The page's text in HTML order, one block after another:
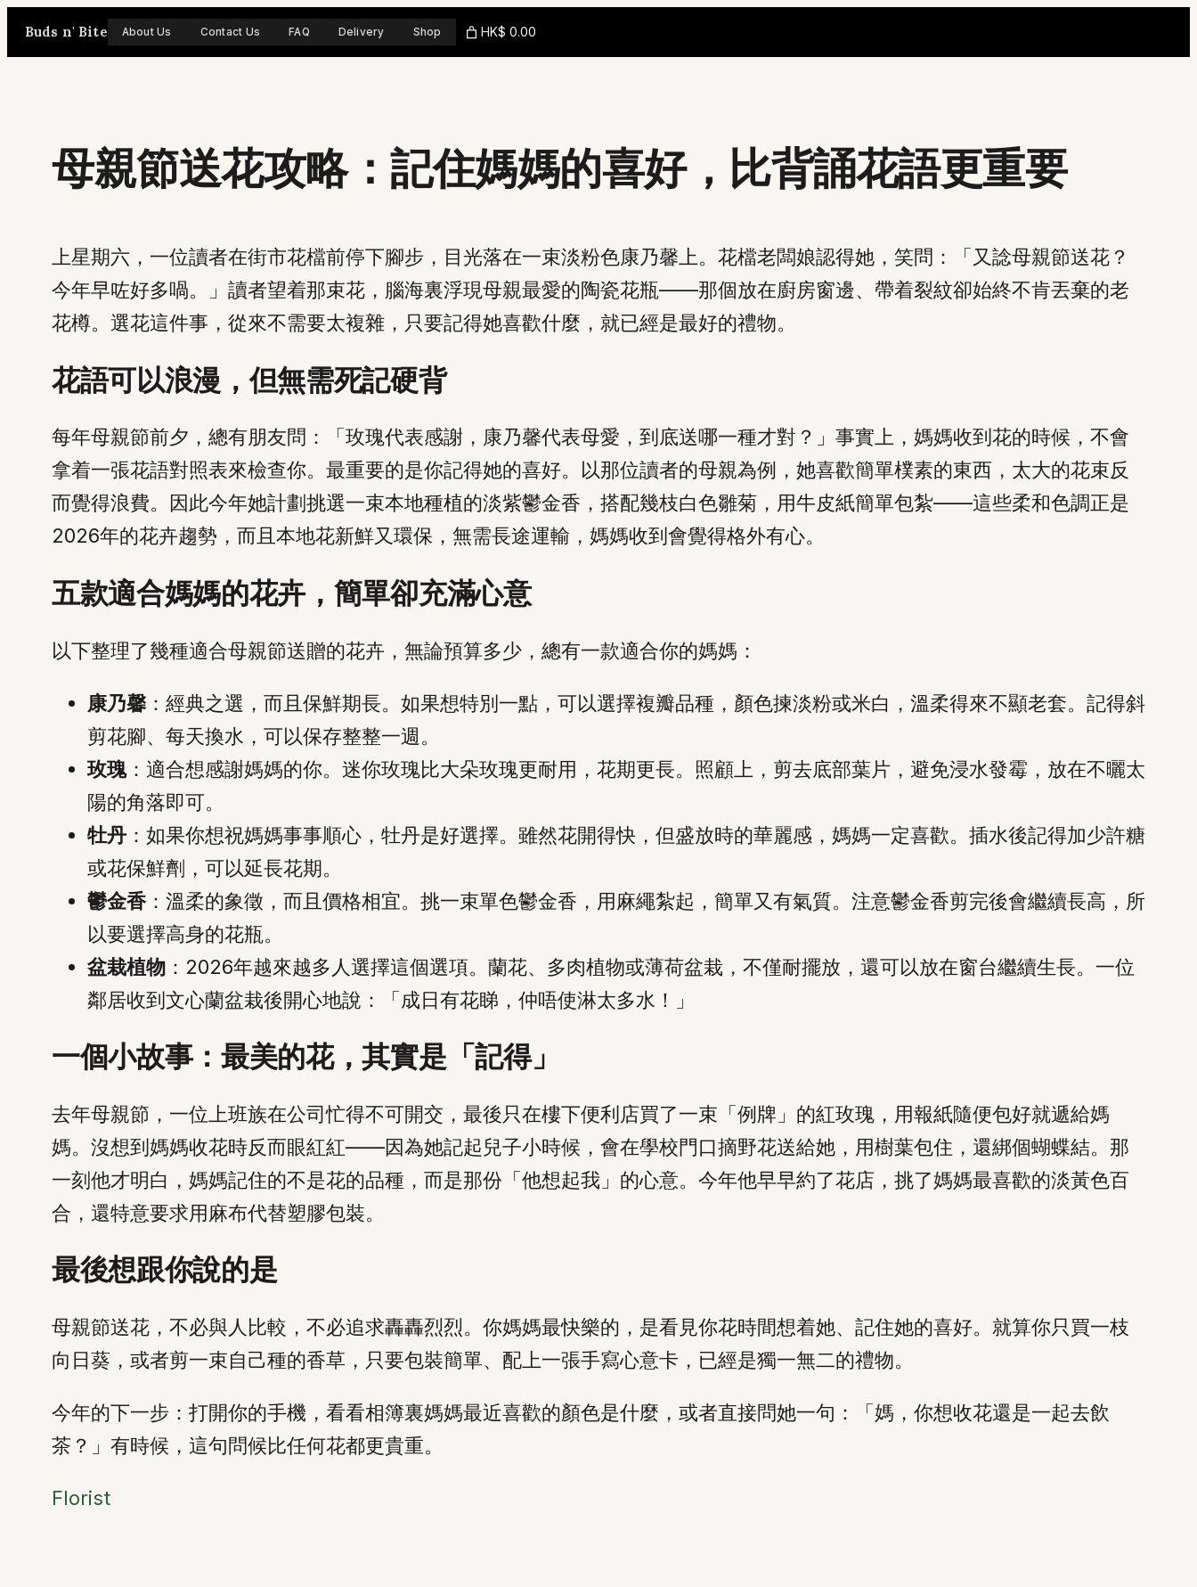
Buds n' Bite About Us Contact Us FAQ Delivery Shop HK$ 0.00
母親節送花攻略：記住媽媽的喜好，比背誦花語更重要
上星期六，一位讀者在街市花檔前停下腳步，目光落在一束淡粉色康乃馨上。花檔老闆娘認得她，笑問：「又諗母親節送花？
今年早咗好多喎。」讀者望着那束花，腦海裏浮現母親最愛的陶瓷花瓶——那個放在廚房窗邊、帶着裂紋卻始終不肯丟棄的老
花樽。選花這件事，從來不需要太複雜，只要記得她喜歡什麼，就已經是最好的禮物。
花語可以浪漫，但無需死記硬背
每年母親節前夕，總有朋友問：「玫瑰代表感謝，康乃馨代表母愛，到底送哪一種才對？」事實上，媽媽收到花的時候，不會
拿着一張花語對照表來檢查你。最重要的是你記得她的喜好。以那位讀者的母親為例，她喜歡簡單樸素的東西，太大的花束反
而覺得浪費。因此今年她計劃挑選一束本地種植的淡紫鬱金香，搭配幾枝白色雛菊，用牛皮紙簡單包紮——這些柔和色調正是
2026年的花卉趨勢，而且本地花新鮮又環保，無需長途運輸，媽媽收到會覺得格外有心。
五款適合媽媽的花卉，簡單卻充滿心意
以下整理了幾種適合母親節送贈的花卉，無論預算多少，總有一款適合你的媽媽：
康乃馨 ：經典之選，而且保鮮期長。如果想特別一點，可以選擇複瓣品種，顏色揀淡粉或米白，溫柔得來不顯老套。記得斜
剪花腳、每天換水，可以保存整整一週。
玫瑰：適合想感謝媽媽的你。迷你玫瑰比大朵玫瑰更耐用，花期更長。照顧上，剪去底部葉片，避免浸水發霉，放在不曬太
陽的角落即可。
牡丹 ：如果你想祝媽媽事事順心，牡丹是好選擇。雖然花開得快，但盛放時的華麗感，媽媽一定喜歡。插水後記得加少許糖
或花保鮮劑，可以延長花期。
鬱金香：溫柔的象徵，而且價格相宜。挑一束單色鬱金香，用麻繩紮起，簡單又有氣質。注意鬱金香剪完後會繼續長高，所
以要選擇高身的花瓶。
盆栽植物 ：2026年越來越多人選擇這個選項。蘭花、多肉植物或薄荷盆栽，不僅耐擺放，還可以放在窗台繼續生長。一位
鄰居收到文心蘭盆栽後開心地說：「成日有花睇，仲唔使淋太多水！」
一個小故事：最美的花，其實是「記得」
去年母親節，一位上班族在公司忙得不可開交，最後只在樓下便利店買了一束「例牌」的紅玫瑰，用報紙隨便包好就遞給媽
媽。沒想到媽媽收花時反而眼紅紅——因為她記起兒子小時候，會在學校門口摘野花送給她，用樹葉包住，還綁個蝴蝶結。那
一刻他才明白，媽媽記住的不是花的品種，而是那份「他想起我」的心意。今年他早早約了花店，挑了媽媽最喜歡的淡黃色百
合，還特意要求用麻布代替塑膠包裝。
最後想跟你說的是
母親節送花，不必與人比較，不必追求轟轟烈烈。你媽媽最快樂的，是看見你花時間想着她、記住她的喜好。就算你只買一枝
向日葵，或者剪一束自己種的香草，只要包裝簡單、配上一張手寫心意卡，已經是獨一無二的禮物。
今年的下一步：打開你的手機，看看相簿裏媽媽最近喜歡的顏色是什麼，或者直接問她一句：「媽，你想收花還是一起去飲
茶？」有時候，這句問候比任何花都更貴重。
Florist